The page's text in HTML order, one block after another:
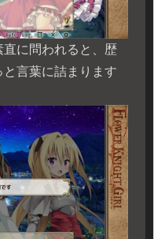
に問われると、歴
言葉に詰まります